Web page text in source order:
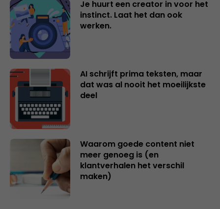
Je huurt een creator in voor het
instinct. Laat het dan ook
werken.
AI schrijft prima teksten, maar
dat was al nooit het moeilijkste
deel
Waarom goede content niet
meer genoeg is (en
klantverhalen het verschil
maken)